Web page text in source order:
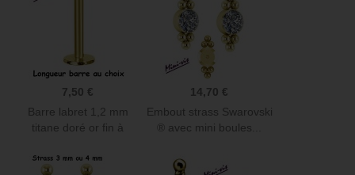
7,50 €
Barre labret 1,2 mm
titane doré or fin à
14,70 €
Embout strass Swarovski
® avec mini boules...